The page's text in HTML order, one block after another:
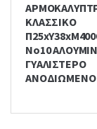
ΚΛΑΣΣΙΚΟ
No10
ΓΥΑΛΙΣΤΕΡΟ
ΑΝΟΔΙΩΜΕΝΟ